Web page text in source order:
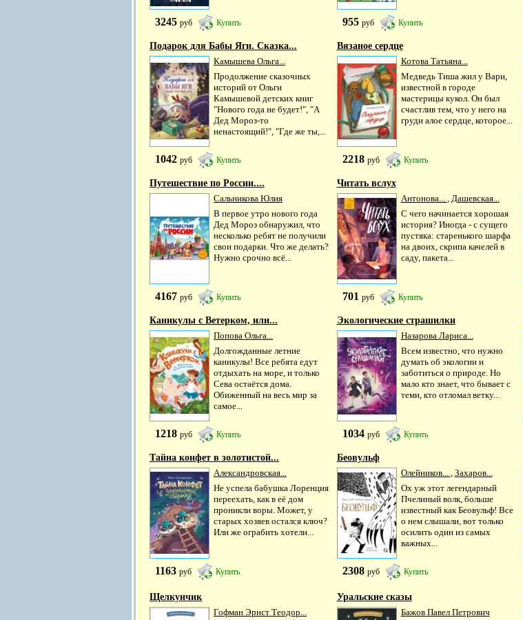
3245 руб Купить 955 руб Купить
Подарок для Бабы Яги. Сказка...
Камышева Ольга...
Продолжение сказочных
историй от Ольги
Камышевой детских книг
"Нового года не будет!", "А
Дед Мороз-то
ненастоящий!", "Где же ты,...
1042 руб Купить
Вязаное сердце
Котова Татьяна...
Медведь Тиша жил у Вари,
известной в городе
мастерицы кукол. Он был
счастлив тем, что у него на
груди алое сердце, которое...
2218 руб Купить
Путешествие по России....
Сальникова Юлия
В первое утро нового года
Дед Мороз обнаружил, что
несколько ребят не получили
свои подарки. Что же делать?
Нужно срочно всё...
4167 руб Купить
Читать вслух
Антонова... , Дашевская...
С чего начинается хорошая
история? Иногда - с сущего
пустяка: старенького шарфа
на двоих, скрипа качелей в
саду, пакета...
701 руб Купить
Каникулы с Ветерком, или...
Попова Ольга...
Долгожданные летние
каникулы! Все ребята едут
отдыхать на море, и только
Сева остаётся дома.
Обиженный на весь мир за
самое...
1218 руб Купить
Экологические страшилки
Назарова Лариса...
Всем известно, что нужно
думать об экологии и
заботиться о природе. Но
мало кто знает, что бывает с
теми, кто отломал ветку...
1034 руб Купить
Тайна конфет в золотистой...
Александровская...
He успела бабушка Лоренция
переехать, как в её дом
проникли воры. Может, у
старых хозяев остался ключ?
Или же ограбить хотели...
1163 руб Купить
Беовульф
Олейников... , Захаров...
Ох уж этот легендарный
Пчелиный волк, больше
известный как Беовульф! Все
о нем слышали, вот только
осилить один из самых
важных...
2308 руб Купить
Щелкунчик
Гофман Эрнст Теодор...
Уральские сказы
Бажов Павел Петрович